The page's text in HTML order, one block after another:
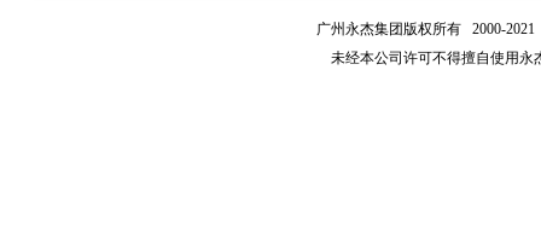
广州永杰集团版权所有 2000-2021
未经本公司许可不得擅自使用永